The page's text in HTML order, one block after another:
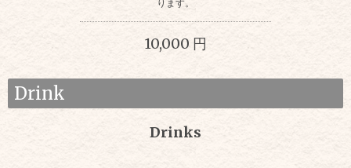
ります。
10,000 円
Drink
Drinks